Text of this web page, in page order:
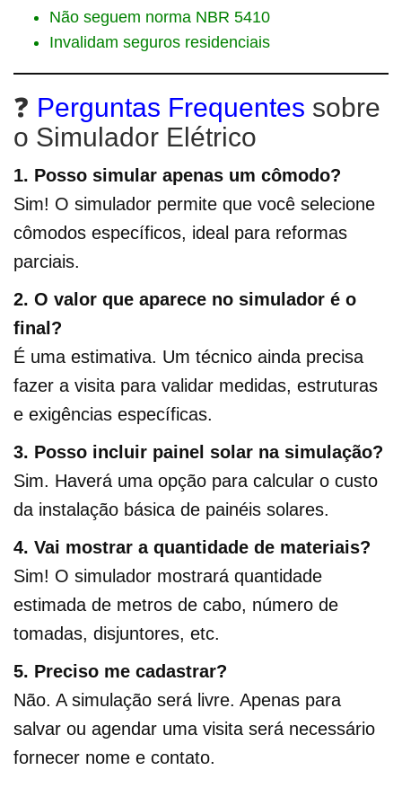
Não seguem norma NBR 5410
Invalidam seguros residenciais
❓ Perguntas Frequentes sobre
o Simulador Elétrico
1. Posso simular apenas um cômodo?
Sim! O simulador permite que você selecione
cômodos específicos, ideal para reformas
parciais.
2. O valor que aparece no simulador é o
final?
É uma estimativa. Um técnico ainda precisa
fazer a visita para validar medidas, estruturas
e exigências específicas.
3. Posso incluir painel solar na simulação?
Sim. Haverá uma opção para calcular o custo
da instalação básica de painéis solares.
4. Vai mostrar a quantidade de materiais?
Sim! O simulador mostrará quantidade
estimada de metros de cabo, número de
tomadas, disjuntores, etc.
5. Preciso me cadastrar?
Não. A simulação será livre. Apenas para
salvar ou agendar uma visita será necessário
fornecer nome e contato.